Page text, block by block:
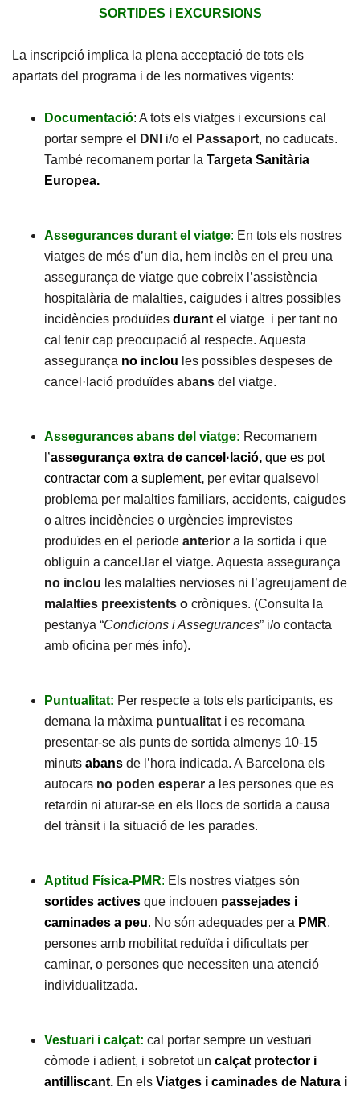
SORTIDES i EXCURSIONS
La inscripció implica la plena acceptació de tots els
apartats del programa i de les normatives vigents:
Documentació: A tots els viatges i excursions cal
portar sempre el
DNI i/o el Passaport, no caducats.
També recomanem portar la Targeta Sanitària
Europea.
Assegurances durant el viatge: En tots els nostres
viatges de més d’un dia, hem inclòs en el preu una
assegurança de viatge que cobreix l’assistència
hospitalària de malalties, caigudes i altres possibles
incidències produïdes durant el viatge i per tant no
cal tenir cap preocupació al respecte. Aquesta
assegurança no inclou les possibles despeses de
cancel·lació produïdes abans del viatge.
Assegurances abans del viatge: Recomanem
l’assegurança extra de cancel·lació, que es pot
contractar com a suplement, per evitar qualsevol
problema per malalties familiars, accidents, caigudes
o altres incidències o urgències imprevistes
produïdes en el periode anterior a la sortida i que
obliguin a cancel.lar el viatge. Aquesta assegurança
no inclou les malalties nervioses ni l’agreujament de
malalties preexistents o cròniques. (Consulta la
pestanya “Condicions i Assegurances” i/o contacta
amb oficina per més info).
Puntualitat: Per respecte a tots els participants, es
demana la màxima puntualitat i es recomana
presentar-se als punts de sortida almenys 10-15
minuts abans de l’hora indicada. A Barcelona els
autocars no poden esperar a les persones que es
retardin ni aturar-se en els llocs de sortida a causa
del trànsit i la situació de les parades.
Aptitud Física-PMR: Els nostres viatges són
sortides actives que inclouen passejades i
caminades a peu. No són adequades per a PMR,
persones amb mobilitat reduïda i dificultats per
caminar, o persones que necessiten una atenció
individualitzada.
Vestuari i calçat: cal portar sempre un vestuari
còmode i adient, i sobretot un calçat protector i
antilliscant. En els Viatges i caminades de Natura i